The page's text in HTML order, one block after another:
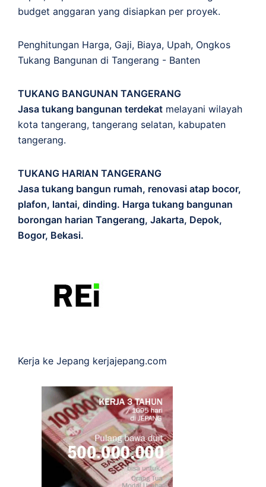
budget anggaran yang disiapkan per proyek.
Penghitungan Harga, Gaji, Biaya, Upah, Ongkos
Tukang Bangunan di Tangerang - Banten
TUKANG BANGUNAN TANGERANG
Jasa tukang bangunan terdekat melayani wilayah
kota tangerang, tangerang selatan, kabupaten
tangerang.
TUKANG HARIAN TANGERANG
Jasa tukang bangun rumah, renovasi atap bocor,
plafon, lantai, dinding. Harga tukang bangunan
borongan harian Tangerang, Jakarta, Depok,
Bogor, Bekasi.
Kerja ke Jepang kerjajepang.com